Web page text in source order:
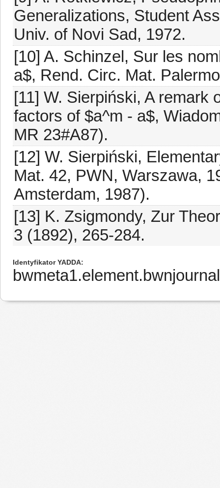
Generalizations, Student
Univ. of Novi Sad, 1972.
[10] A. Schinzel, Sur les
a$, Rend. Circ. Mat.
[11] W. Sierpiński, A remark
factors of $a^m - a$,
MR 23#A87).
[12] W. Sierpiński,
Mat. 42, PWN, Warszawa,
Amsterdam, 1987).
[13] K. Zsigmondy, Zur
3 (1892), 265-284.
Identyfikator YADDA